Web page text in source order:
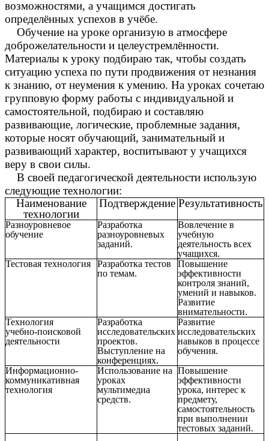
возможностями, а учащимся достигать
определённых успехов в учёбе.
Обучение на уроке организую в атмосфере
доброжелательности и целеустремлённости.
Материалы к уроку подбираю так, чтобы создать
ситуацию успеха по пути продвижения от незнания
к знанию, от неумения к умению. На уроках сочетаю
групповую форму работы с индивидуальной и
самостоятельной, подбираю и составляю
развивающие, логические, проблемные задания,
которые носят обучающий, занимательный и
развивающий характер, воспитывают у учащихся
веру в свои силы.
В своей педагогической деятельности использую
следующие технологии:
Наименование
технологии
Подтверждение Результативность
Разноуровневое
обучение
Разработка
разноуровневых
заданий.
Вовлечение в
учебную
деятельность всех
учащихся.
Тестовая технология
Разработка тестов
по темам.
Повышение
эффективности
контроля знаний,
умений и навыков.
Развитие
внимательности.
Технология
учебно-поисковой
деятельности
Разработка
исследовательских
проектов.
Выступление на
конференциях.
Развитие
исследовательских
навыков в процессе
обучения.
Информационно-
коммуникативная
технология
Использование на
уроках
мультимедиа
средств.
Повышение
эффективности
урока, интерес к
предмету,
самостоятельность
при выполнении
тестовых заданий.